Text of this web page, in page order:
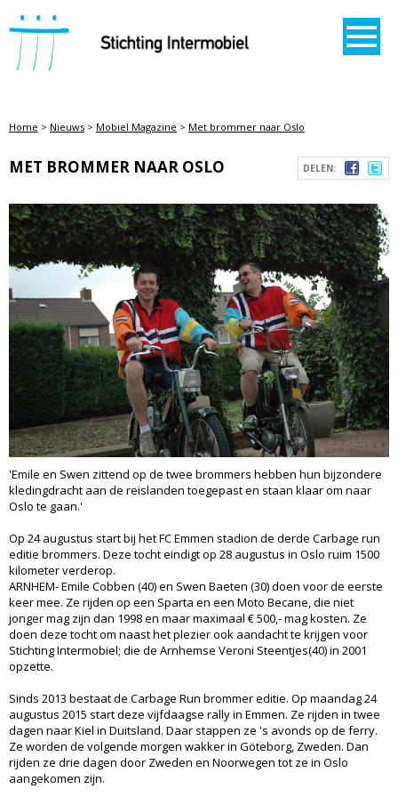
STICHTING INTERMOBIEL
Home > Nieuws > Mobiel Magazine > Met brommer naar Oslo
DELEN:
MET BROMMER NAAR OSLO
'Emile en Swen zittend op de twee brommers hebben hun bijzondere
kledingdracht aan de reislanden toegepast en staan klaar om naar
Oslo te gaan.'
Op 24 augustus start bij het FC Emmen stadion de derde Carbage run
editie brommers. Deze tocht eindigt op 28 augustus in Oslo ruim 1500
kilometer verderop.
ARNHEM- Emile Cobben (40) en Swen Baeten (30) doen voor de eerste
keer mee. Ze rijden op een Sparta en een Moto Becane, die niet
jonger mag zijn dan 1998 en maar maximaal € 500,- mag kosten. Ze
doen deze tocht om naast het plezier ook aandacht te krijgen voor
Stichting Intermobiel; die de Arnhemse Veroni Steentjes(40) in 2001
opzette.
Sinds 2013 bestaat de Carbage Run brommer editie. Op maandag 24
augustus 2015 start deze vijfdaagse rally in Emmen. Ze rijden in twee
dagen naar Kiel in Duitsland. Daar stappen ze 's avonds op de ferry.
Ze worden de volgende morgen wakker in Göteborg, Zweden. Dan
rijden ze drie dagen door Zweden en Noorwegen tot ze in Oslo
aangekomen zijn.